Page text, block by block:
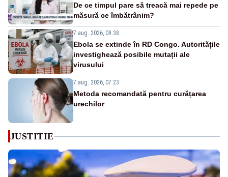
De ce timpul pare să treacă mai repede pe
măsură ce îmbătrânim?
7 aug. 2026, 09:38
Ebola se extinde în RD Congo. Autoritățile
investighează posibile mutații ale
virusului
7 aug. 2026, 07:23
Metoda recomandată pentru curățarea
urechilor
JUSTITIE